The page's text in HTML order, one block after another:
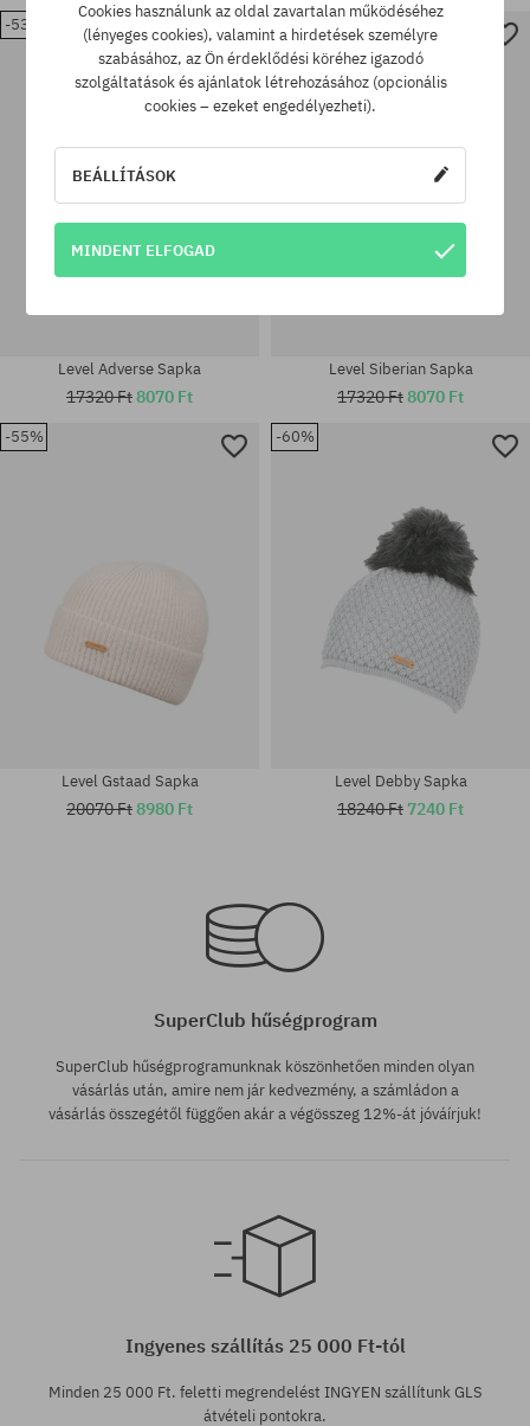
univerzális méret univerzális méret
-53%
Level Adverse Sapka
17320 Ft8070 Ft
-53%
univerzális méret
Level Siberian Sapka
17320 Ft8070 Ft
-55%
Level Gstaad Sapka
20070 Ft8980 Ft
-60%
Level Debby Sapka
18240 Ft 7240 Ft
SuperClub hűségprogram
SuperClub hűségprogramunknak köszönhetően minden olyan
vásárlás után, amire nem jár kedvezmény, a számládon a
vásárlás összegétől függően akár a végösszeg 12%-át jóváírjuk!
Ingyenes szállítás 25 000 Ft-tól
Minden 25 000 Ft. feletti megrendelést INGYEN szállítunk GLS
átvételi pontokra.
Cookies használunk az oldal zavartalan működéséhez
(lényeges cookies), valamint a hirdetések személyre
szabásához, az Ön érdeklődési köréhez igazodó
szolgáltatások és ajánlatok létrehozásához (opcionális
cookies – ezeket engedélyezheti).
BEÁLLÍTÁSOK
MINDENT ELFOGAD